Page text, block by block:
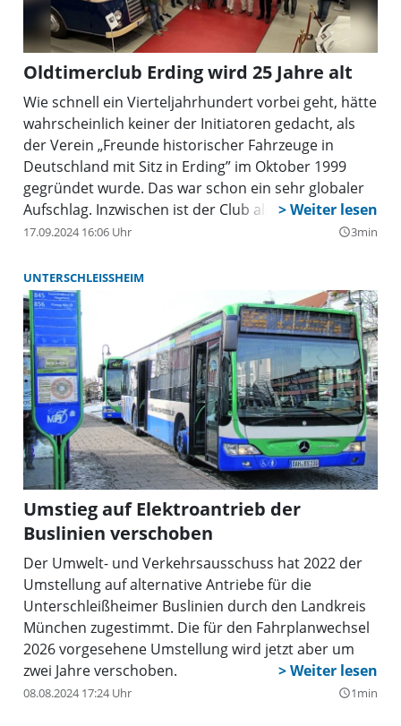
Oldtimerclub Erding wird 25 Jahre alt
Wie schnell ein Vierteljahrhundert vorbei geht, hätte
wahrscheinlich keiner der Initiatoren gedacht, als
der Verein „Freunde historischer Fahrzeuge in
Deutschland mit Sitz in Erding” im Oktober 1999
gegründet wurde. Das war schon ein sehr globaler
Aufschlag. Inzwischen ist der Club als „Oldtimerclub
Erding” ins Vereinsregister eingetragen und hat sich
17.09.2024 16:06 Uhr query_builder3min
UNTERSCHLEISSHEIM
Umstieg auf Elektroantrieb der
Buslinien verschoben
Der Umwelt- und Verkehrsausschuss hat 2022 der
Umstellung auf alternative Antriebe für die
Unterschleißheimer Buslinien durch den Landkreis
München zugestimmt. Die für den Fahrplanwechsel
2026 vorgesehene Umstellung wird jetzt aber um
zwei Jahre verschoben.
08.08.2024 17:24 Uhr query_builder1min